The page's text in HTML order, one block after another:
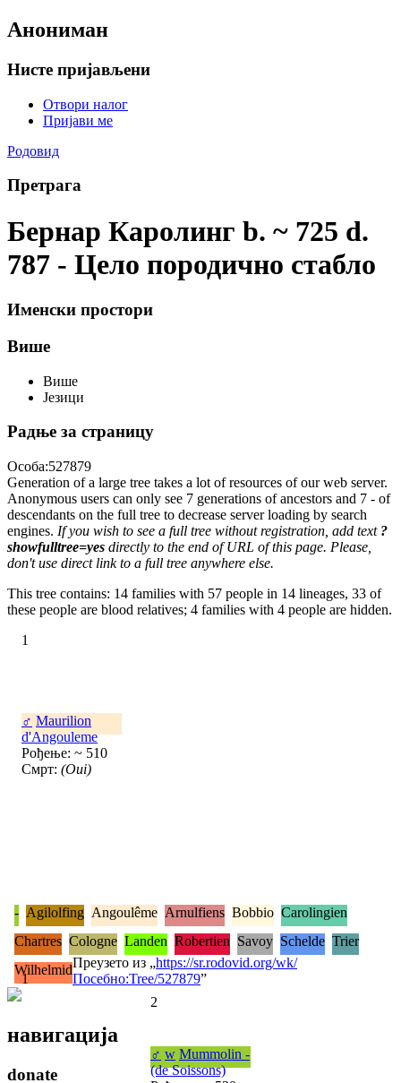
Анониман
Нисте пријављени
Отвори налог
Пријави ме
Родовид
Претрага
Бернар Каролинг b. ~ 725 d.
787 - Цело породично стабло
Именски простори
Више
Више
Језици
Радње за страницу
Особа:527879
Generation of a large tree takes a lot of resources of our web server.
Anonymous users can only see 7 generations of ancestors and 7 - of
descendants on the full tree to decrease server loading by search
engines. If you wish to see a full tree without registration, add text ?
showfulltree=yes directly to the end of URL of this page. Please,
don't use direct link to a full tree anywhere else.
This tree contains: 14 families with 57 people in 14 lineages, 33 of
these people are blood relatives; 4 families with 4 people are hidden.
1
♂ Maurilion
d'Angouleme
Рођење: ~ 510
Смрт: (Oui)
1
2
♂ w Mummolin -
(de Soissons)
- Agilolfing Angoulême Arnulfiens Bobbio Carolingien
Chartres Cologne Landen Robertien Savoy Schelde Trier
WilhelmidПреузето из „https://sr.rodovid.org/wk/
Посебно:Tree/527879”
навигација
donate